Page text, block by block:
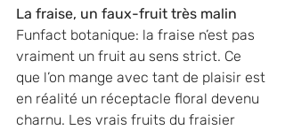
La fraise, un faux-fruit très malin
Funfact botanique: la fraise n’est pas
vraiment un fruit au sens strict. Ce
que l’on mange avec tant de plaisir est
en réalité un réceptacle floral devenu
charnu. Les vrais fruits du fraisier